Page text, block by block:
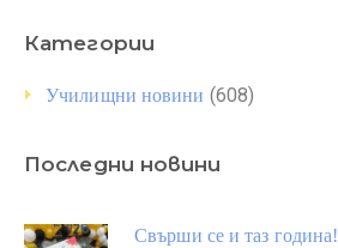
Категории
Училищни новини (608)
Последни новини
Свърши се и таз година!